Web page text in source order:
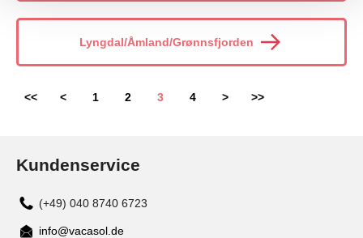
Lyngdal/Åmland/Grønnsfjorden
<< < 1 2 3 4 > >>
Kundenservice
(+49) 040 8740 6723
info@vacasol.de